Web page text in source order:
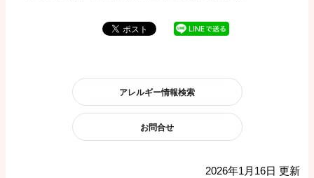
アレルギー情報検索
お問合せ
2026年1月16日 更新